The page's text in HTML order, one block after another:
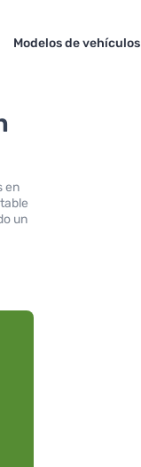
Modelos de vehículos
en
un